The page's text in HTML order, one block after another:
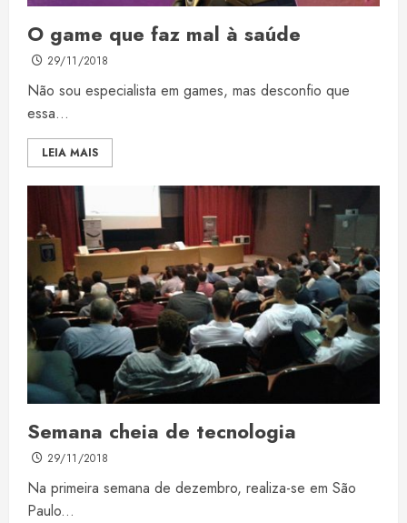
O game que faz mal à saúde
29/11/2018
Não sou especialista em games, mas desconfio que
essa...
LEIA MAIS
Semana cheia de tecnologia
29/11/2018
Na primeira semana de dezembro, realiza-se em São
Paulo...